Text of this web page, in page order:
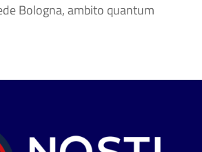
Bologna, ambito quantum